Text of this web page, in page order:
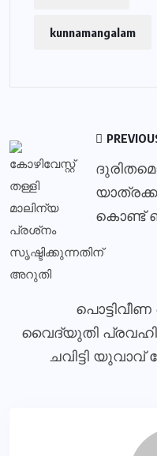
kunnamangalam
കൊണ്ട്
വൈദ്യുതി
ചവിട്ടി യുവാവ്